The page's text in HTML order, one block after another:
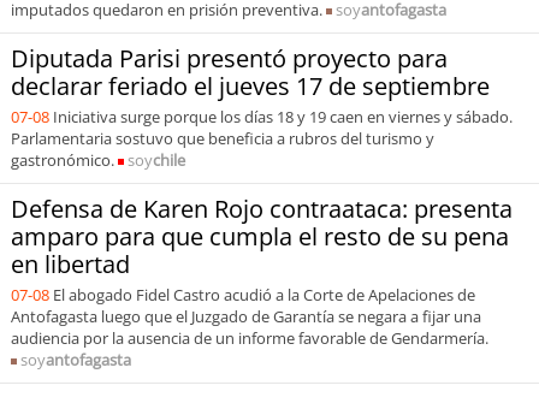
imputados quedaron en prisión preventiva.
soyantofagasta
Diputada Parisi presentó proyecto para
declarar feriado el jueves 17 de septiembre
07-08 Iniciativa surge porque los días 18 y 19 caen en viernes y sábado.
Parlamentaria sostuvo que beneficia a rubros del turismo y
gastronómico.
soychile
Defensa de Karen Rojo contraataca: presenta
amparo para que cumpla el resto de su pena
en libertad
07-08 El abogado Fidel Castro acudió a la Corte de Apelaciones de
Antofagasta luego que el Juzgado de Garantía se negara a fijar una
audiencia por la ausencia de un informe favorable de Gendarmería.
soyantofagasta